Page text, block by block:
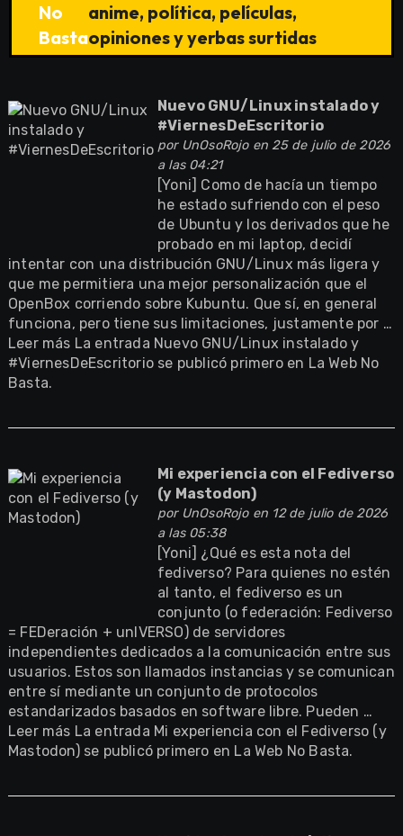
No
Basta
anime, política, películas,
opiniones y yerbas surtidas
Nuevo GNU/Linux instalado y
#ViernesDeEscritorio
por UnOsoRojoen 25 de julio de 2026
a las 04:21
[Yoni] Como de hacía un tiempo
he estado sufriendo con el peso
de Ubuntu y los derivados que he
probado en mi laptop, decidí
intentar con una distribución GNU/Linux más ligera y
que me permitiera una mejor personalización que el
OpenBox corriendo sobre Kubuntu. Que sí, en general
funciona, pero tiene sus limitaciones, justamente por …
Leer más La entrada Nuevo GNU/Linux instalado y
#ViernesDeEscritorio se publicó primero en La Web No
Basta.
Mi experiencia con el Fediverso
(y Mastodon)
por UnOsoRojoen 12 de julio de 2026
a las 05:38
[Yoni] ¿Qué es esta nota del
fediverso? Para quienes no estén
al tanto, el fediverso es un
conjunto (o federación: Fediverso
= FEDeración + unIVERSO) de servidores
independientes dedicados a la comunicación entre sus
usuarios. Estos son llamados instancias y se comunican
entre sí mediante un conjunto de protocolos
estandarizados basados en software libre. Pueden …
Leer más La entrada Mi experiencia con el Fediverso (y
Mastodon) se publicó primero en La Web No Basta.